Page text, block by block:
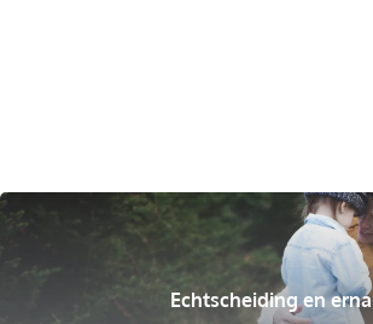
Echtscheiding en erna